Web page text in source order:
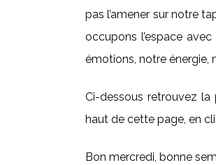
pas l’amener sur notre
occupons l’espace
émotions, notre énergie,
Ci-dessous retrouvez
haut de cette page, en
Bon mercredi, bonne